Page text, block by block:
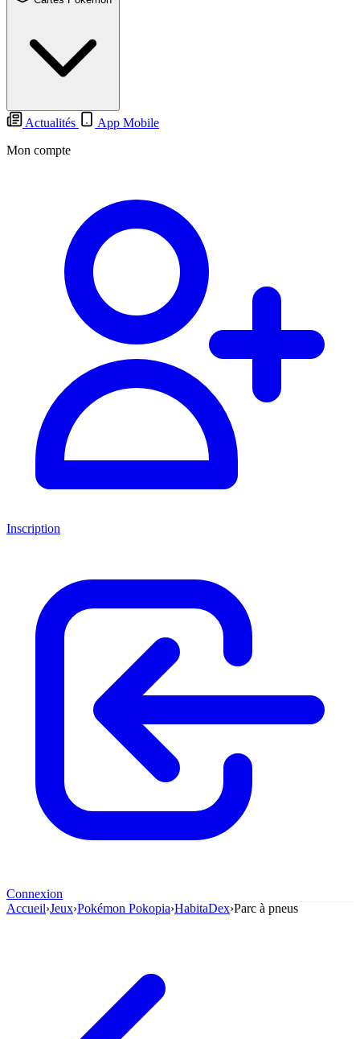
Actualités
App Mobile
Mon compte
Inscription
Connexion
Accueil›Jeux›Pokémon Pokopia›HabitaDex›Parc à pneus